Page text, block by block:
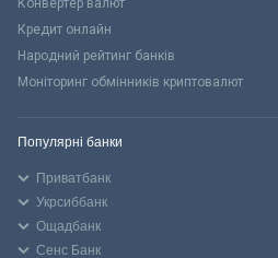
Кредит онлайн
Народний рейтинг банків
Моніторинг обмінників криптовалют
Популярні банки
Приватбанк
Укрсиббанк
Ощадбанк
Сенс Банк